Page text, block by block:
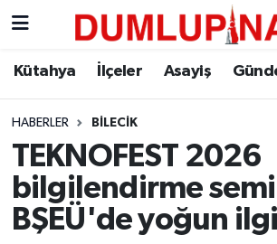
Kütahya İlçeler Asayiş
HABERLER BILECIK
TEKNOFEST 2026
bilgilendirme
BŞEÜ'de yoğun
Asayiş
Diğer
Dünya
Eğitim
Kütahya Hava Durumu
Kütahya Trafik Yoğunluk Haritası
Süper Lig Puan Durumu ve
Tüm Manşetler